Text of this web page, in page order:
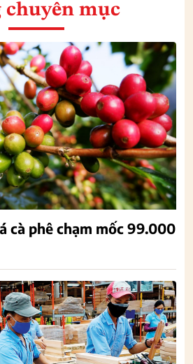
chuyên mục
cà phê chạm mốc 99.000